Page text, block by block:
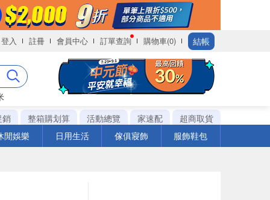
登入 註冊 會員中心 訂單查詢 購物車(0) 結帳
銷 整箱購划算 活動總覽 家速配
超商取貨
閒娛樂 日用生活 傢俱寢飾 服飾鞋包